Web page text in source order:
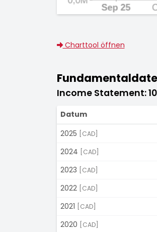
Charttool öffnen
Income Statement:
Datum
2025
[CAD]
2024
[CAD]
2023
[CAD]
2022
[CAD]
2021
[CAD]
2020
[CAD]